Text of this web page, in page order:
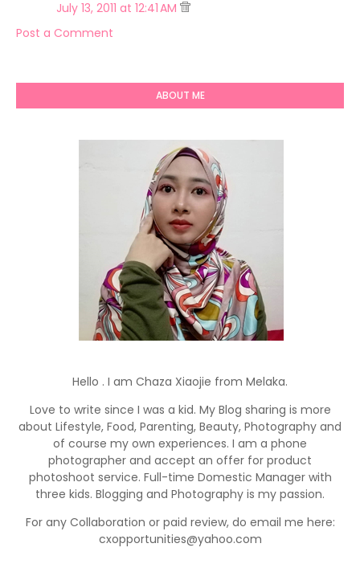
July 13, 2011 at 12:41 AM
Post a Comment
ABOUT ME
Hello . I am Chaza Xiaojie from Melaka.
Love to write since I was a kid. My Blog sharing is more
about Lifestyle, Food, Parenting, Beauty, Photography and
of course my own experiences. I am a phone
photographer and accept an offer for product
photoshoot service. Full-time Domestic Manager with
three kids. Blogging and Photography is my passion.
For any Collaboration or paid review, do email me here:
cxopportunities@yahoo.com